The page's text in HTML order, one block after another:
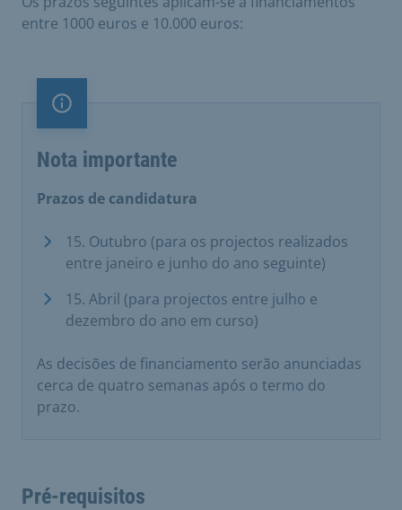
entre 1000 euros e 10.000 euros:
Nota importante
Nota importante
Prazos de candidatura
15. Outubro (para os projectos realizados
entre janeiro e junho do ano seguinte)
15. Abril (para projectos entre julho e
dezembro do ano em curso)
As decisões de financiamento serão anunciadas
cerca de quatro semanas após o termo do
prazo.
Pré-requisitos